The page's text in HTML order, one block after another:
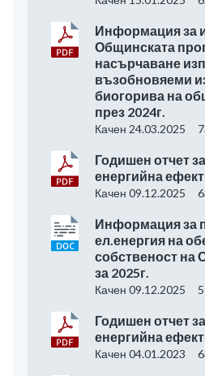
Информация за
Общинската
насърчаване
възобновяеми
биогорива на
през 2024г.
Качен 24.03.2025
Годишен отчет
енергийна
Качен 09.12.2025
Информация за
ел.енергия на
собственост на
за 2025г.
Качен 09.12.2025
Годишен отчет
енергийна
Качен 04.01.2023